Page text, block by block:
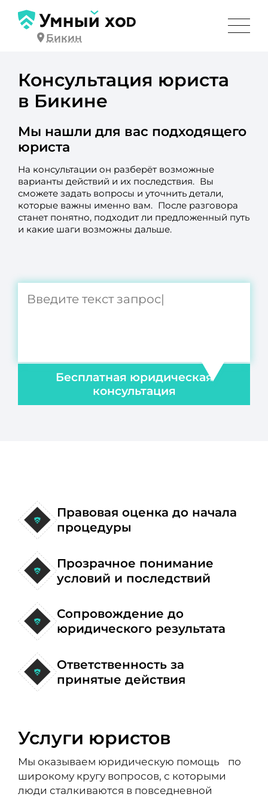
Бикин
Консультация юриста
в Бикине
Мы нашли для вас подходящего
юриста
На консультации он разберёт возможные
варианты действий и их последствия. Вы
сможете задать вопросы и уточнить детали,
которые важны именно вам. После разговора
станет понятно, подходит ли предложенный путь
и какие шаги возможны дальше.
Бесплатная юридическая
консультация
Правовая оценка до начала
процедуры
Прозрачное понимание
условий и последствий
Сопровождение до
юридического результата
Ответственность за
принятые действия
Услуги юристов
Мы оказываем юридическую помощь по
широкому кругу вопросов, с которыми
люди сталкиваются в повседневной